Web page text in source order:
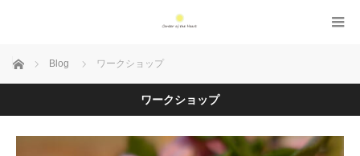
Home Blog ワークショップ
ワークショップ